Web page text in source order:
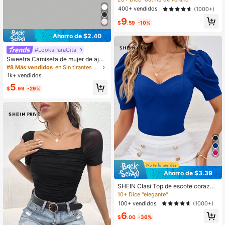
Ahorro de $2.40
#LooksParaCita
Sweetra Camiseta de mujer de ajus
te ceñido con hombros descubierto
s y pliegues, unicolor estilo Y2K
#8 Más vendidos
en Sin tirantes Camisetas para mujer
1k+ vendidos
$5.99 -29%
ecto peplum
400+ vendidos
(1000+)
$9.59 -10%
Ahorro de $3.39
SHEIN Clasi Top de escote corazón
de corte ajustado con mangas tipo
cordero, color rojo rosa
10+ Dice "elegante"
100+ vendidos
(1000+)
$6.00 -36%